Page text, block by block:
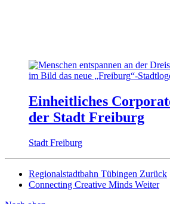
Einheitliches
der Stadt Freiburg
Stadt Freiburg
Regionalstadtbahn Tübingen Zurück
Connecting Creative Minds Weiter